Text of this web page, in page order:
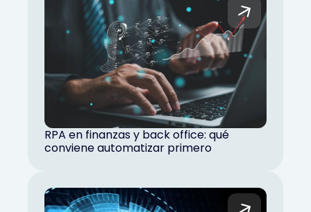
RPA en finanzas y back office: qué
conviene automatizar primero